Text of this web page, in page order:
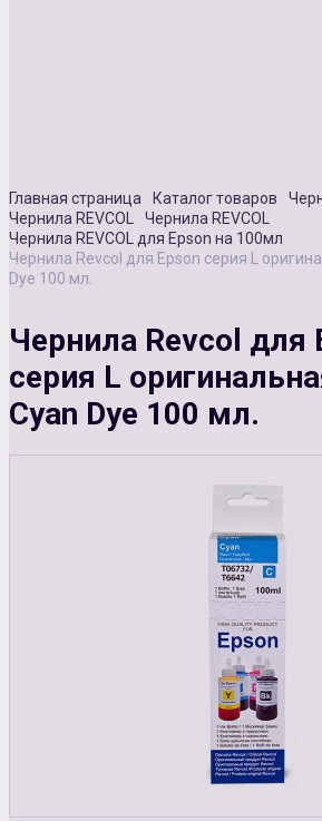
Главная страница Каталог товаров
Чернила REVCOL
Чернила REVCOL
Чернила REVCOL для Epson на 100мл
Чернила Revcol для Epson серия L
Dye 100 мл.
Чернила Revcol для
серия L
Cyan Dye 100 мл.